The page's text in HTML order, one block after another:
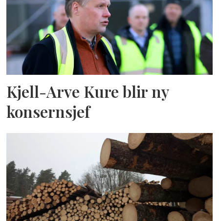
Kjell-Arve Kure blir ny
konsernsjef